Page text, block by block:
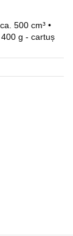
500 cm³ •
g - cartuș